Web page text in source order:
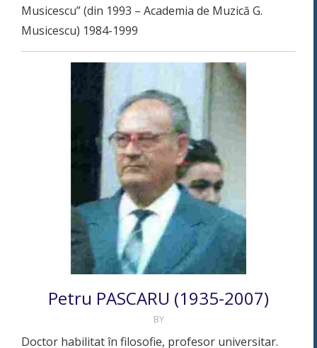
Musicescu” (din 1993 – Academia de Muzică G.
Musicescu) 1984-1999
Petru PASCARU (1935-2007)
BY
Doctor habilitat în filosofie, profesor universitar.